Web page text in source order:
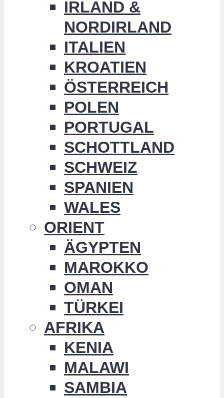
IRLAND &
NORDIRLAND
ITALIEN
KROATIEN
ÖSTERREICH
POLEN
PORTUGAL
SCHOTTLAND
SCHWEIZ
SPANIEN
WALES
ORIENT
ÄGYPTEN
MAROKKO
OMAN
TÜRKEI
AFRIKA
KENIA
MALAWI
SAMBIA